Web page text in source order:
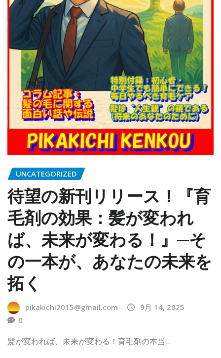
UNCATEGORIZED
待望の新刊リリース！『育
毛剤の効果：髪が変われ
ば、未来が変わる！』─そ
の一本が、あなたの未来を
拓く
pikakichi2015@gmail.com
9月 14, 2025
0
髪が変われば、未来が変わる！育毛剤の本当…